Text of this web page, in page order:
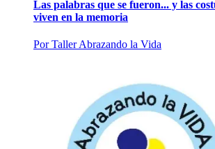
Las palabras que se fueron... y las
viven en la memoria
PorTaller Abrazando la Vida